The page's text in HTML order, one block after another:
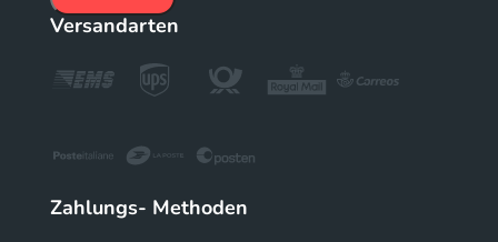
Versandarten
Zahlungs- Methoden